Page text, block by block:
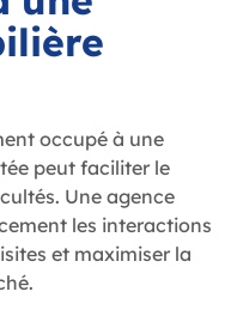
occupé à une
peut faciliter le
Une agence
les interactions
et maximiser la